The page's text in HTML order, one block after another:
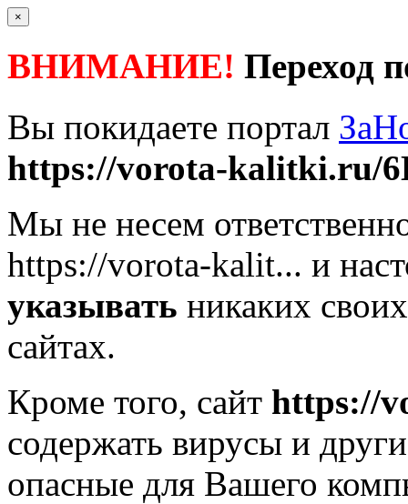
×
ВНИМАНИЕ! Переход
Вы покидаете портал
https://vorota-kalitki.ru/
Мы не несем
https://vorota-kalit... и
указывать никаких
сайтах.
Кроме того, сайт https://
содержать вирусы и
опасные для Вашего